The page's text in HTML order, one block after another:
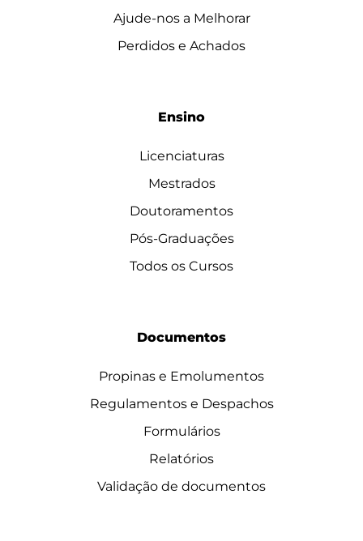
Ajude-nos a Melhorar
Perdidos e Achados
Ensino
Licenciaturas
Mestrados
Doutoramentos
Pós-Graduações
Todos os Cursos
Documentos
Propinas e Emolumentos
Regulamentos e Despachos
Formulários
Relatórios
Validação de documentos